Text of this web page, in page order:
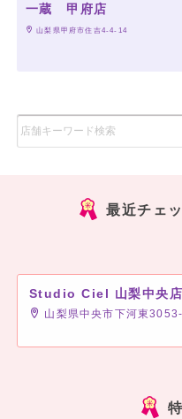
一蔵 甲府店
山梨県甲府市住吉4-4-14
最近チェ
Studio Ciel 山梨中央店
山梨県中央市下河東